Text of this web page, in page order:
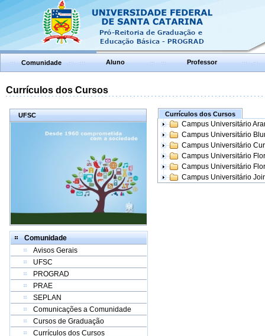
Comunidade Aluno Professor
Currículos dos Cursos
UFSC
Comunidade
Avisos Gerais
UFSC
PROGRAD
PRAE
SEPLAN
Comunicações a Comunidade
Cursos de Graduação
Currículos dos Cursos
Currículos dos Cursos
Campus Universitário
Campus Universitário
Campus Universitário
Campus Universitário
Campus Universitário
Campus Universitário